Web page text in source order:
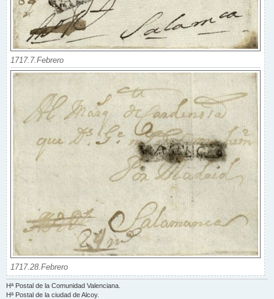
1717.7.Febrero
1717.28.Febrero
Hª Postal de la Comunidad Valenciana.
Hª Postal de la ciudad de Alcoy.